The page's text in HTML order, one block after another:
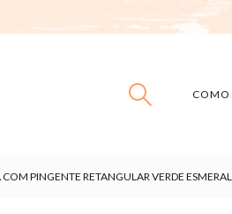
PINGENTE RETANGULAR VERDE